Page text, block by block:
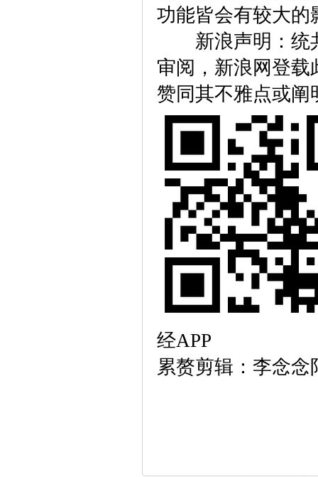
功能皆会有较大的
新浪声明：统共
审阅，新浪网登
赞同其不雅点或阐
经APP
累赘剪辑：李念